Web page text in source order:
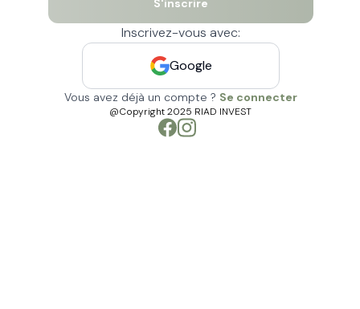
S'inscrire
Inscrivez-vous avec:
Google
Vous avez déjà un compte ? Se connecter
@Copyright 2025 RIAD INVEST